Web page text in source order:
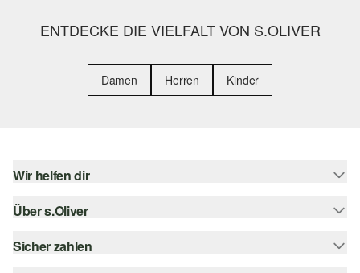
ENTDECKE DIE VIELFALT VON S.OLIVER
Damen Herren Kinder
Wir helfen dir
Hilfe & FAQ
Größenberatung
Über s.Oliver
s.Oliver Magazin
Sicher zahlen